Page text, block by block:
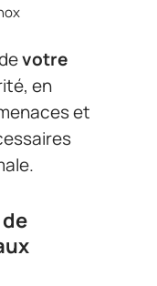
votre
en
et